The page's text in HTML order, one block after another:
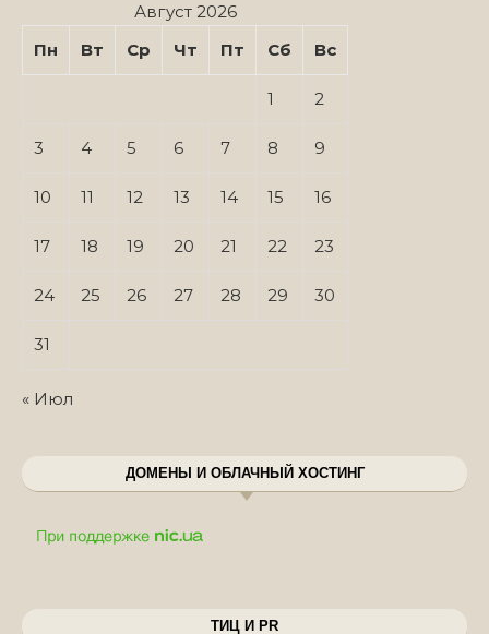
Август 2026
Пн
Вт Ср Чт Пт Сб Вс
1 2
3 4 5 6 7 8 9
10 11 12 13 14 15 16
17 18 19 20 21 22 23
24 25 26 27 28 29 30
31
« Июл
ДОМЕНЫ И ОБЛАЧНЫЙ ХОСТИНГ
ТИЦ И PR